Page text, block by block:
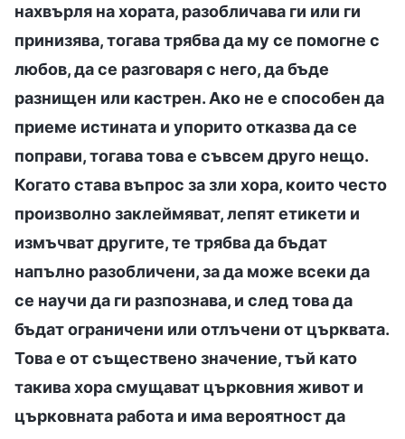
нахвърля на хората, разобличава ги или ги
принизява, тогава трябва да му се помогне с
любов, да се разговаря с него, да бъде
разнищен или кастрен. Ако не е способен да
приеме истината и упорито отказва да се
поправи, тогава това е съвсем друго нещо.
Когато става въпрос за зли хора, които често
произволно заклеймяват, лепят етикети и
измъчват другите, те трябва да бъдат
напълно разобличени, за да може всеки да
се научи да ги разпознава, и след това да
бъдат ограничени или отлъчени от църквата.
Това е от съществено значение, тъй като
такива хора смущават църковния живот и
църковната работа и има вероятност да